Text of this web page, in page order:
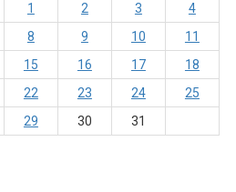
1
2 3
4
8 9 10
11
15 16 17
18
22 23 24
25
29 30 31